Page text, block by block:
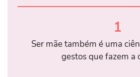
1
Ser mãe também é uma
gestos que fazem a